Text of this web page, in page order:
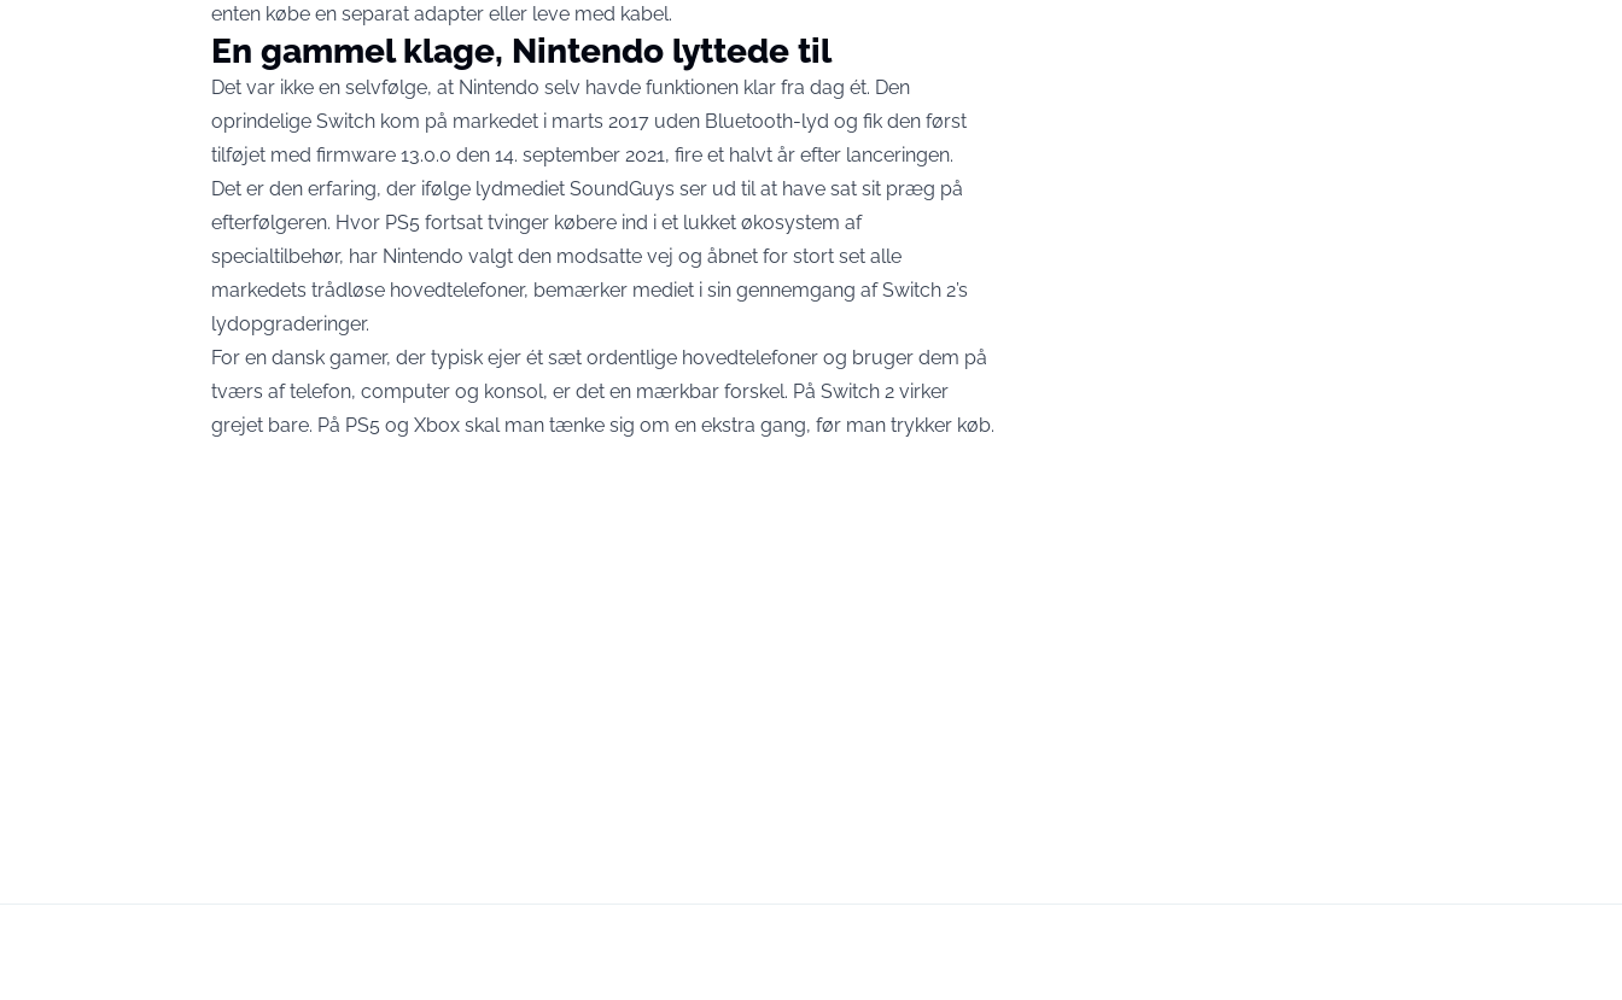
enten købe en separat adapter eller leve med kabel.
En gammel klage, Nintendo lyttede til
Det var ikke en selvfølge, at Nintendo selv havde funktionen klar fra dag ét. Den
oprindelige Switch kom på markedet i marts 2017 uden Bluetooth-lyd og fik den først
tilføjet med firmware 13.0.0 den 14. september 2021, fire et halvt år efter lanceringen.
Det er den erfaring, der ifølge lydmediet SoundGuys ser ud til at have sat sit præg på
efterfølgeren. Hvor PS5 fortsat tvinger købere ind i et lukket økosystem af
specialtilbehør, har Nintendo valgt den modsatte vej og åbnet for stort set alle
markedets trådløse hovedtelefoner, bemærker mediet i sin gennemgang af Switch 2’s
lydopgraderinger.
For en dansk gamer, der typisk ejer ét sæt ordentlige hovedtelefoner og bruger dem på
tværs af telefon, computer og konsol, er det en mærkbar forskel. På Switch 2 virker
grejet bare. På PS5 og Xbox skal man tænke sig om en ekstra gang, før man trykker køb.